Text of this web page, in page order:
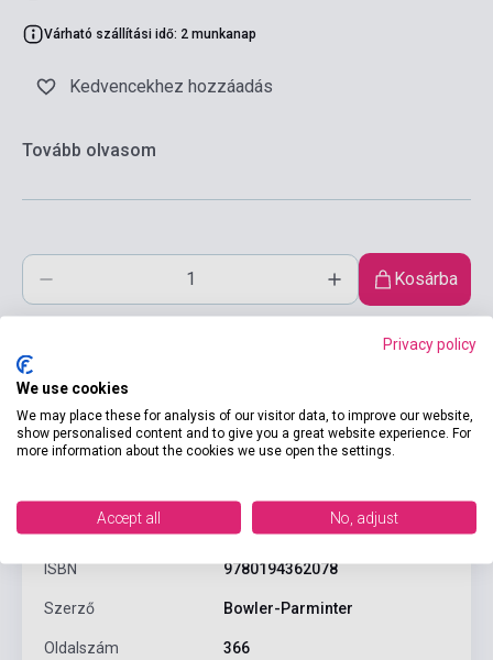
Várható szállítási idő: 2 munkanap
Kedvencekhez hozzáadás
Tovább olvasom
Kosárba
Termékjellemzők
ISBN 9780194362078
Szerző Bowler-Parminter
Oldalszám 366
Privacy policy
We use cookies
We may place these for analysis of our visitor data, to improve our website,
show personalised content and to give you a great website experience. For
more information about the cookies we use open the settings.
Accept all No, adjust